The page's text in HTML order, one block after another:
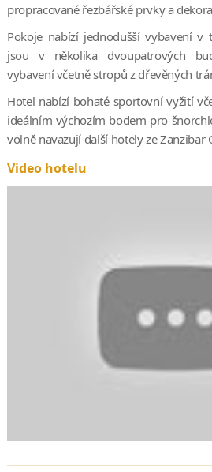
propracované řezbářské prvky a
Pokoje nabízí jednodušší vybavení v
jsou v několika dvoupatrových
vybavení včetně stropů z dřevěných
Hotel nabízí bohaté sportovní vyžití
ideálním výchozím bodem pro
volně navazují další hotely ze Zanzibar
Video hotelu